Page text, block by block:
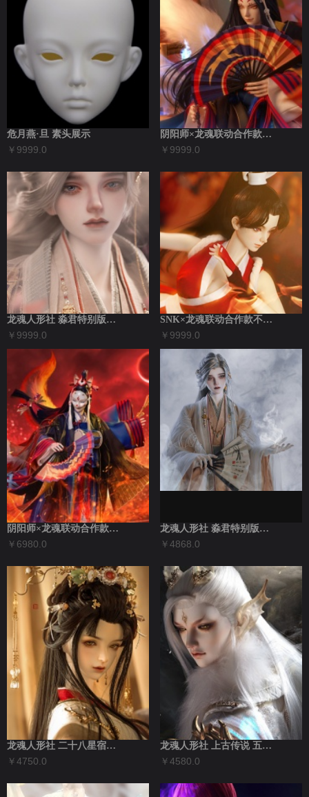
危月燕·旦 素头展示
￥9999.0
阴阳师×龙魂联动合作款玉藻前BJD全套细...
￥9999.0
龙魂人形社 淼君特别版造型：时序楼兰全套...
￥9999.0
SNK×龙魂联动合作款不知火舞BJD购买...
￥9999.0
阴阳师×龙魂联动合作款玉藻前BJD全套
￥6980.0
龙魂人形社 淼君特别版造型：时序楼兰
￥4868.0
龙魂人形社 二十八星宿之毕月乌全套 3分...
￥4750.0
龙魂人形社 上古传说 五方神龙-白龙 叔...
￥4580.0